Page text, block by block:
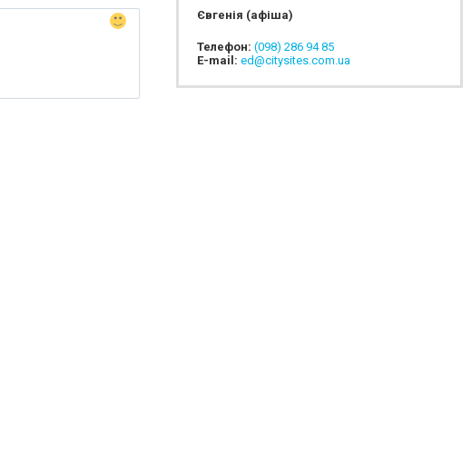
Євгенія (афіша)
Телефон: (098) 286 94 85
E-mail: ed@citysites.com.ua